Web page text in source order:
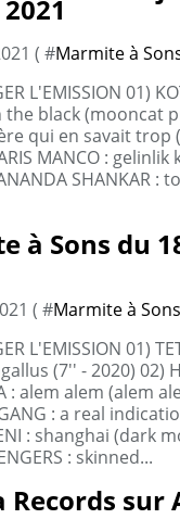
( #Marmite à
L'EMISSION 01)
black (mooncat
qui en savait trop
MANCO :
SHANKAR :
à Sons du
( #Marmite à Sons
L'EMISSION 01)
(7'' - 2020) 02)
: alem alem (alem
: a real
: shanghai (dark
: skinned...
Records